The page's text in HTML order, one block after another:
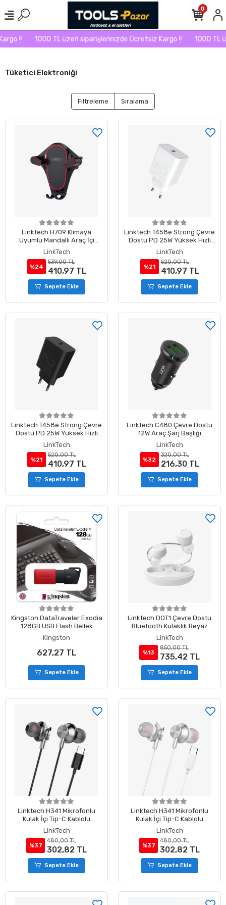
!! 1000 TL üzeri siparişlerinizde Ücretsiz Kargo !! 1000 TL
0
Tüketici Elektroniği
Filtreleme Sıralama
Linktech H709 Klimaya
Uyumlu Mandallı Araç İçi
Telefon Tutacağı
LinkTech
%24
539,00 TL
410,97 TL
Sepete Ekle
Linktech T458e Strong Çevre
Dostu PD 25W Yüksek Hızlı
Şarj Başlığı Beyaz
LinkTech
%21
520,00 TL
410,97 TL
Sepete Ekle
Linktech T458e Strong Çevre
Dostu PD 25W Yüksek Hızlı
Şarj Başlığı Siyah
LinkTech
%21
520,00 TL
410,97 TL
Sepete Ekle
Linktech C480 Çevre Dostu
12W Araç Şarj Başlığı
LinkTech
%32
320,00 TL
216,30 TL
Sepete Ekle
Kingston DataTraveler Exodia
128GB USB Flash Bellek
USB3.2 Gen1
Kingston
627,27 TL
Sepete Ekle
Linktech DOT1 Çevre Dostu
Bluetooth Kulaklık Beyaz
LinkTech
%13
850,00 TL
735,42 TL
Sepete Ekle
Linktech H341 Mikrofonlu
Kulak İçi Tip-C Kablolu
Kulaklık Siyah
LinkTech
%37
480,00 TL
302,82 TL
Sepete Ekle
Linktech H341 Mikrofonlu
Kulak İçi Tip-C Kablolu
Kulaklık Beyaz
LinkTech
%37
480,00 TL
302,82 TL
Sepete Ekle